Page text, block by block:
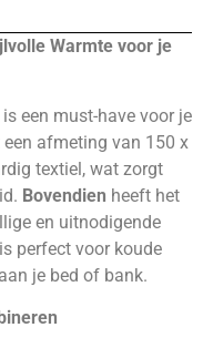
Warmte voor je
is een must-have voor je
afmeting van 150 x
textiel, wat zorgt
Bovendien heeft het
en uitnodigende
perfect voor koude
je bed of bank.